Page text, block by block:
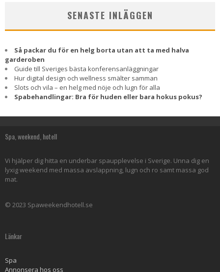
SENASTE INLÄGGEN
Så packar du för en helg borta utan att ta med halva
garderoben
Guide till Sveriges bästa konferensanläggningar
Hur digital design och wellness smälter samman
Slots och vila – en helg med nöje och lugn för alla
Spabehandlingar: Bra för huden eller bara hokus pokus?
Spa, weekend, hotell
Vi hjälper dig hitta en underbar spaupplevelse i Sverige. Unna dig en
lyxig weekend med massa avslappning, lugn och ro samt massa god
mat.
© 2023 Spaweekendhotell.se
Länkar
Spa
Annonsera hos oss